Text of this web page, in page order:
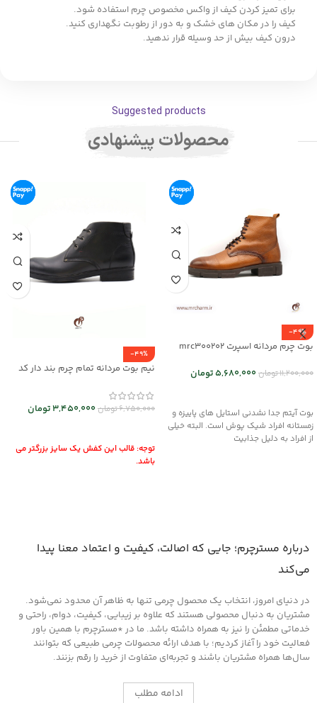
برای تمیز کردن کیف از واکس مخصوص چرم استفاده شود.
کیف را در مکان های خشک و به دور از رطوبت نگهداری کنید.
درون کیف بیش از حد وسیله قرار ندهید.
Suggested products
محصولات پیشنهادی
-49%
بوت چرم مردانه اسپرت mrc300202
11,200,000تومان5,680,000تومان
بوت آیتم جدا نشدنی استایل های پاییزه و
زمستانه افراد شیک پوش است. البته خیلی
از افراد به دلیل جذابیت
-49%
نیم بوت مردانه تمام چرم بند دار کد
6,750,000تومان3,450,000تومان
توجه: قالب این کفش یک سایز بزرگتر می
باشد.
درباره مسترچرم؛ جایی که اصالت، کیفیت و اعتماد معنا پیدا
می‌کند
در دنیای امروز، انتخاب یک محصول چرمی تنها به ظاهر آن محدود نمی‌شود.
مشتریان به دنبال محصولی هستند که علاوه بر زیبایی، کیفیت، دوام، راحتی و
خدماتی مطمئن را نیز به همراه داشته باشد. ما در *مسترچرم با همین باور
فعالیت خود را آغاز کردیم؛ با هدف ارائه محصولات چرمی طبیعی که بتوانند
سال‌ها همراه مشتریان باشند و تجربه‌ای متفاوت از خرید را رقم بزنند.
ادامه مطلب